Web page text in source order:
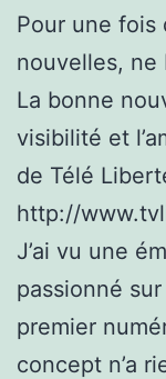
Pour une fois
nouvelles, ne
La bonne
visibilité et
de Télé
http://
J’ai vu une
passionné
premier
concept n’a